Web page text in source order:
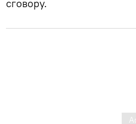
сговору.